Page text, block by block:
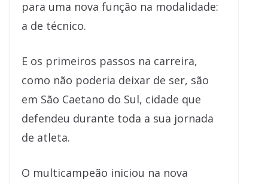
para uma nova função na modalidade:
a de técnico.
E os primeiros passos na carreira,
como não poderia deixar de ser, são
em São Caetano do Sul, cidade que
defendeu durante toda a sua jornada
de atleta.
O multicampeão iniciou na nova